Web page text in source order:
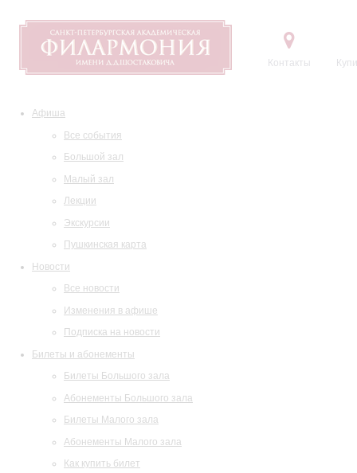
Контакты
Афиша
Все события
Большой зал
Малый зал
Лекции
Экскурсии
Пушкинская карта
Новости
Все новости
Изменения в афише
Подписка на новости
Билеты и абонементы
Билеты Большого зала
Абонементы Большого зала
Билеты Малого зала
Абонементы Малого зала
Как купить билет